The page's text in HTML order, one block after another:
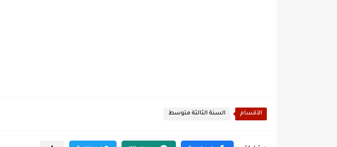
الأقسام السنة الثالثة متوسط